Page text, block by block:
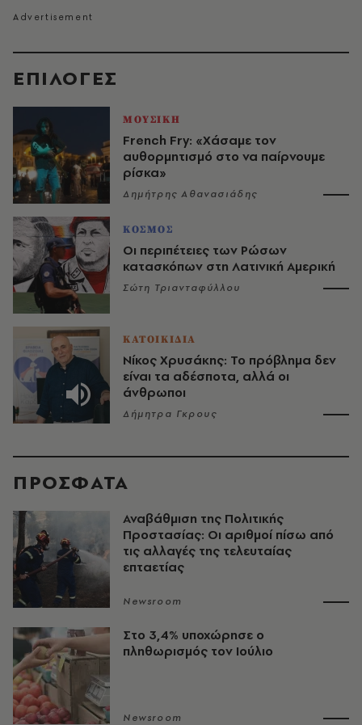
EΠΙΛΟΓΈΣ
ΜΟΥΣΙΚΗ
French Fry: «Χάσαμε τον
αυθορμητισμό στο να παίρνουμε
ρίσκα»
Δημήτρης Αθανασιάδης
ΚΟΣΜΟΣ
Οι περιπέτειες των Ρώσων
κατασκόπων στη Λατινική Αμερική
Σώτη Τριανταφύλλου
ΚΑΤΟΙΚΙΔΙΑ
Νίκος Χρυσάκης: Το πρόβλημα δεν
είναι τα αδέσποτα, αλλά οι
άνθρωποι
Δήμητρα Γκρους
ΠΡΟΣΦΑΤΑ
Αναβάθμιση της Πολιτικής
Προστασίας: Οι αριθμοί πίσω από
τις αλλαγές της τελευταίας
επταετίας
Newsroom
Στο 3,4% υποχώρησε ο
πληθωρισμός τον Ιούλιο
Newsroom